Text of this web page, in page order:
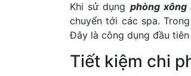
Khi sử dụng phòng xông
chuyển tới các spa.
Đây là công dụng đầu
Tiết kiệm chi